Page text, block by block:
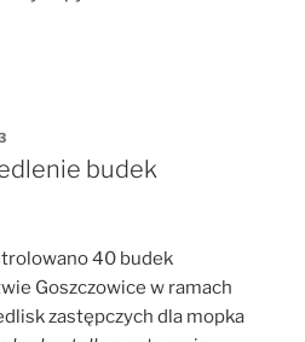
budek
40 budek
Goszczowice w ramach
zastępczych dla mopka